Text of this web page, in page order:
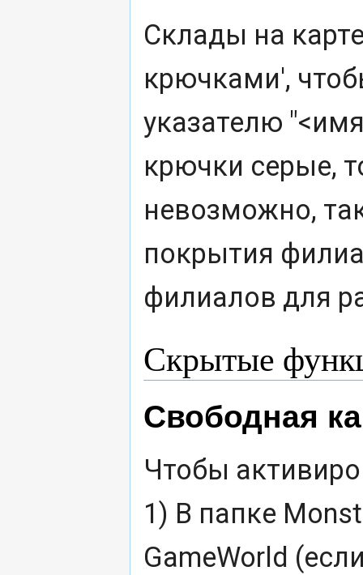
Склады на
крючками',
указателю
крючки серые,
невозможно,
покрытия
филиалов для
Скрытые
Свободная
Чтобы
1) В папке
GameWorld